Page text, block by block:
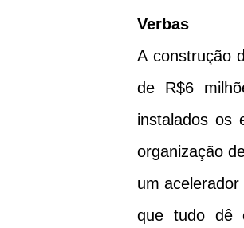
Verbas
A construção
de R$6
instalados os
organização
um
que tudo dê